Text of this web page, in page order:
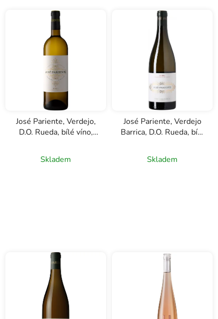
José Pariente, Verdejo,
D.O. Rueda, bílé víno,
Skladem
José Pariente, Verdejo
Barrica, D.O. Rueda, bílé
Skladem